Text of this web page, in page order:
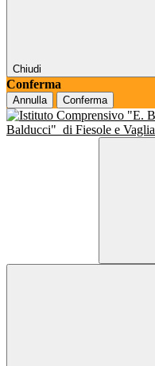
Chiudi
Conferma
Annulla Conferma
Balducci" di Fiesole e Vaglia